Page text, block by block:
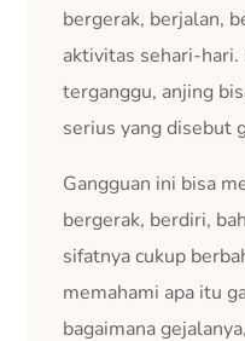
bergerak, berjalan,
aktivitas sehari-
terganggu, anjing
serius yang disebut
Gangguan ini bisa
bergerak, berdiri,
sifatnya cukup
memahami apa itu
bagaimana